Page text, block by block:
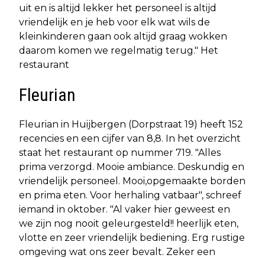
uit en is altijd lekker het personeel is altijd
vriendelijk en je heb voor elk wat wils de
kleinkinderen gaan ook altijd graag wokken
daarom komen we regelmatig terug." Het
restaurant
Fleurian
Fleurian in Huijbergen (Dorpstraat 19) heeft 152
recencies en een cijfer van 8,8. In het overzicht
staat het restaurant op nummer 719. "Alles
prima verzorgd. Mooie ambiance. Deskundig en
vriendelijk personeel. Mooi,opgemaakte borden
en prima eten. Voor herhaling vatbaar", schreef
iemand in oktober. "Al vaker hier geweest en
we zijn nog nooit geleurgesteld!! heerlijk eten,
vlotte en zeer vriendelijk bediening. Erg rustige
omgeving wat ons zeer bevalt. Zeker een